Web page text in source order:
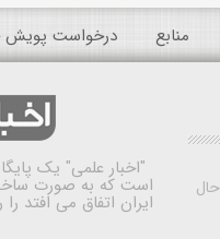
منابع درخواست پویش
"اخبار علمی" یک
است که به صورت
ایران اتفاق می افتد